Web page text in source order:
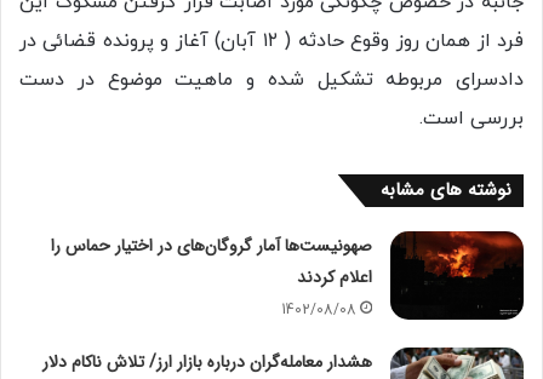
فرد از همان روز وقوع حادثه ( ۱۲ آبان) آغاز و پرونده قضائی در
دادسرای مربوطه تشکیل شده و ماهیت موضوع در دست
بررسی است.
نوشته های مشابه
صهونیست‌ها آمار گروگان‌های در اختیار حماس را
اعلام کردند
1402/08/08
هشدار معامله‌گران درباره بازار ارز/ تلاش ناکام دلار